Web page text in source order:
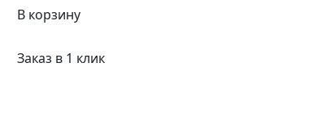
В корзину
Заказ в 1 клик